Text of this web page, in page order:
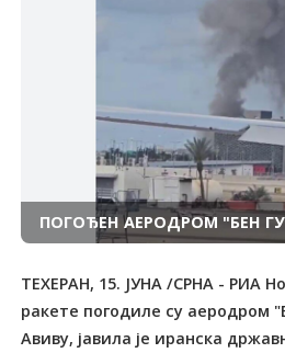
ПОГОЂЕН АЕРОДРОМ "БЕН
ТЕХЕРАН, 15. ЈУНА /СРНА - РИА
ракете погодиле су аеродром
Авиву, јавила је иранска